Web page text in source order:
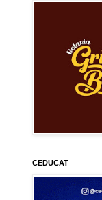
CEDUCAT